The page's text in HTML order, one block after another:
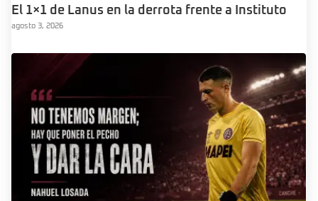
El 1×1 de Lanus en la derrota frente a Instituto
agosto 3, 2026